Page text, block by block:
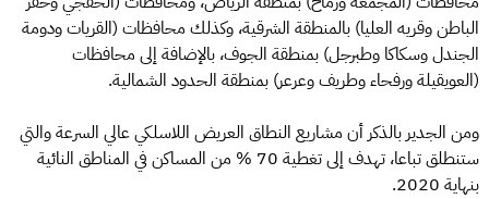
الباطن وقريه العليا) بالمنطقة الشرقية، وكذلك محافظات (القريات ودومة
الجندل وسكاكا وطبرجل) بمنطقة الجوف، بالإضافة إلى محافظات
(العويقيلة ورفحاء وطريف وعرعر) بمنطقة الحدود الشمالية.
ومن الجدير بالذكر أن مشاريع النطاق العريض اللاسلكي عالي السرعة والتي
ستنطلق تباعا، تهدف إلى تغطية 70 % من المساكن في المناطق النائية
بنهاية 2020.